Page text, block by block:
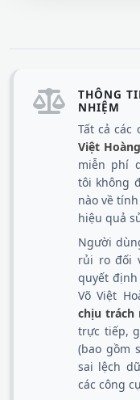
THÔNG
NHIỆM
Tất cả các
Việt
miễn phí
tôi không
nào về
hiệu quả
Người
rủi ro đối
quyết
Võ Việt
chịu trách
trực tiếp,
(bao gồm
sai lệch
các công